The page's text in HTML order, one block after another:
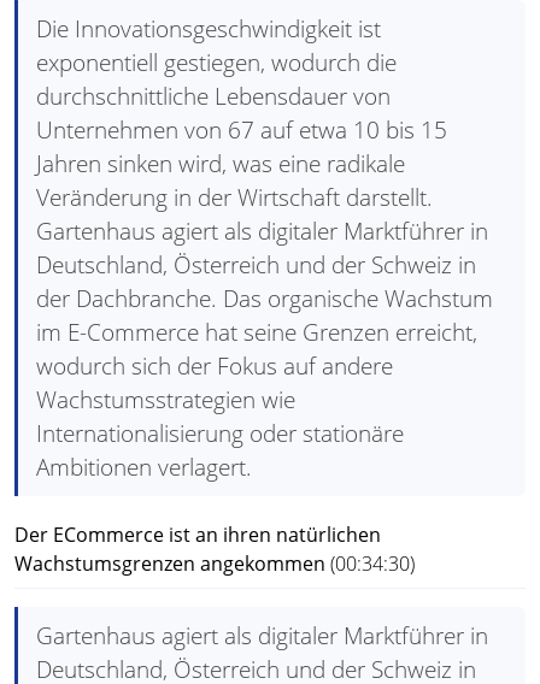
Die Innovationsgeschwindigkeit ist
exponentiell gestiegen, wodurch die
durchschnittliche Lebensdauer von
Unternehmen von 67 auf etwa 10 bis 15
Jahren sinken wird, was eine radikale
Veränderung in der Wirtschaft darstellt.
Gartenhaus agiert als digitaler Marktführer in
Deutschland, Österreich und der Schweiz in
der Dachbranche. Das organische Wachstum
im E-Commerce hat seine Grenzen erreicht,
wodurch sich der Fokus auf andere
Wachstumsstrategien wie
Internationalisierung oder stationäre
Ambitionen verlagert.
Der ECommerce ist an ihren natürlichen
Wachstumsgrenzen angekommen (00:34:30)
Gartenhaus agiert als digitaler Marktführer in
Deutschland, Österreich und der Schweiz in